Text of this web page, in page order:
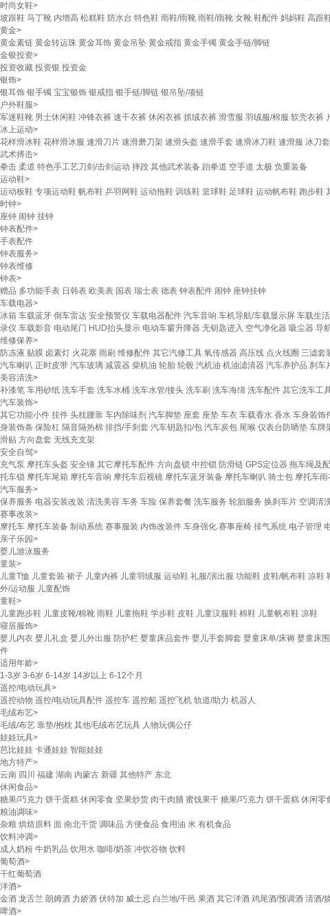
时尚女鞋>
坡跟鞋 马丁靴 内增高 松糕鞋 防水台 特色鞋 雨鞋/雨靴 雨鞋/雨靴 女靴 鞋配件 妈妈鞋 高跟
黄金>
黄金素链 黄金转运珠 黄金耳饰 黄金吊坠 黄金戒指 黄金手镯 黄金手链/脚链
金银投资>
投资收藏 投资银 投资金
银饰>
银耳饰 银手镯 宝宝银饰 银戒指 银手链/脚链 银吊坠/项链
户外鞋服>
军迷鞋靴 男士休闲鞋 冲锋衣裤 速干衣裤 休闲衣裤 抓绒衣裤 滑雪服 羽绒服/棉服 软壳衣裤
冰上运动>
花样滑冰鞋 花样滑冰服 速滑刀片 速滑磨刀架 速滑头盔 速滑手套 速滑冰刀鞋 速滑服 冰刀套
武术搏击>
拳击 柔道 特色手工艺刀剑/击剑运动 摔跤 其他武术装备 跆拳道 空手道 太极 负重装备
运动鞋>
运动板鞋 专项运动鞋 帆布鞋 乒羽网鞋 运动拖鞋 训练鞋 篮球鞋 足球鞋 运动帆布鞋 跑步鞋
时钟>
座钟 闹钟 挂钟
钟表配件>
手表配件
钟表服务>
钟表维修
钟表>
赠品 多功能手表 日韩表 欧美表 国表 瑞士表 德表 钟表配件 闹钟 座钟挂钟
车载电器>
冰箱 车载蓝牙 倒车雷达 安全预警仪 车载电器配件 汽车音响 车机导航/车载显示屏 车载生
录仪 车载影音 电动尾门 HUD抬头显示 电动车窗升降器 无钥匙进入 空气净化器 吸尘器 导
维修保养>
防冻液 贴膜 卤素灯 火花塞 雨刷 维修配件 其它汽修工具 氧传感器 高压线 点火线圈 三滤套
汽车喇叭 正时皮带 汽车玻璃 减震器 柴机油 轮胎 轮毂 汽机油 机油滤清器 汽车养护品 刹车
美容清洗>
补漆笔 车用砂纸 洗车手套 洗车水桶 洗车水管/接头 洗车刷 洗车海绵 洗车配件 其它洗车工
汽车装饰>
其它功能小件 挂件 头枕腰靠 车内除味剂 汽车脚垫 座套 座垫 车衣 车载香水 香水 车身装饰
身装饰条 保险杠 隔音隔热棉 排挡/手刹套 汽车钥匙扣/包 汽车炭包 尾喉 仪表台防晒垫 车牌
滑贴 方向盘套 无线充支架
安全自驾>
充气泵 摩托车头盔 安全锤 其它摩托车配件 方向盘锁 中控锁 防滑链 GPS定位器 拖车绳及
托车锁 摩托车尾箱 摩托车音响 摩托车后视镜 摩托车蓝牙装备 摩托车喇叭 骑士包 摩托车雨
汽车服务>
保养服务 电器安装改装 清洗美容 车务 车险 保养套餐 洗车服务 轮胎服务 换刹车片 空调清
赛事改装>
摩托车 摩托车装备 制动系统 赛事服装 内饰改装件 车身强化 赛事座椅 排气系统 电子管理
亲子乐园>
婴儿游泳服务
童装>
儿童T恤 儿童套装 裙子 儿童内裤 儿童羽绒服 运动鞋 礼服/演出服 功能鞋 皮鞋/帆布鞋 凉鞋
外/运动服 儿童配饰
童鞋>
儿童跑步鞋 儿童皮靴/棉靴 雨鞋 儿童拖鞋 学步鞋 皮鞋 儿童汉服鞋 棉鞋 儿童帆布鞋 凉鞋
寝居服饰>
婴儿内衣 婴儿礼盒 婴儿外出服 防护栏 婴童床品套件 婴儿手套脚套 婴童床单/床褥 婴童床围
件
适用年龄>
1-3岁 3-6岁 6-14岁 14岁以上 6-12个月
遥控/电动玩具>
遥控动物 遥控/电动玩具配件 遥控车 遥控船 遥控飞机 轨道/助力 机器人
毛绒布艺>
毛绒/布艺 靠垫/抱枕 其他毛绒布艺玩具 人物玩偶公仔
娃娃玩具>
芭比娃娃 卡通娃娃 智能娃娃
地方特产>
云南 四川 福建 湖南 内蒙古 新疆 其他特产 东北
休闲食品>
糖果/巧克力 饼干蛋糕 休闲零食 坚果炒货 肉干肉脯 蜜饯果干 糖果/巧克力 饼干蛋糕 休闲零
粮油调味>
杂粮 烘焙原料 面 南北干货 调味品 方便食品 食用油 米 有机食品
饮料冲调>
成人奶粉 牛奶乳品 饮用水 咖啡/奶茶 冲饮谷物 饮料
葡萄酒>
干红葡萄酒
洋酒>
金酒 龙舌兰 朗姆酒 力娇酒 伏特加 威士忌 白兰地/干邑 果酒 其它洋酒 鸡尾酒/预调酒 清酒/
啤酒>